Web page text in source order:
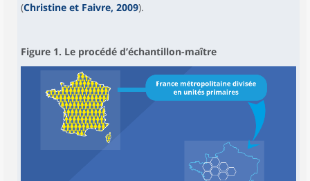
(Christine et Faivre, 2009).
Figure 1. Le procédé d’échantillon-maître